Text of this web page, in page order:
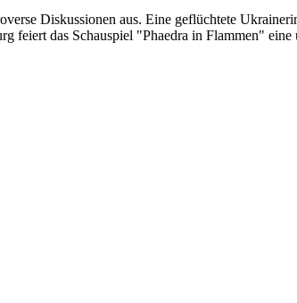
Diskussionen aus. Eine geflüchtete
feiert das Schauspiel "Phaedra in Flammen" eine